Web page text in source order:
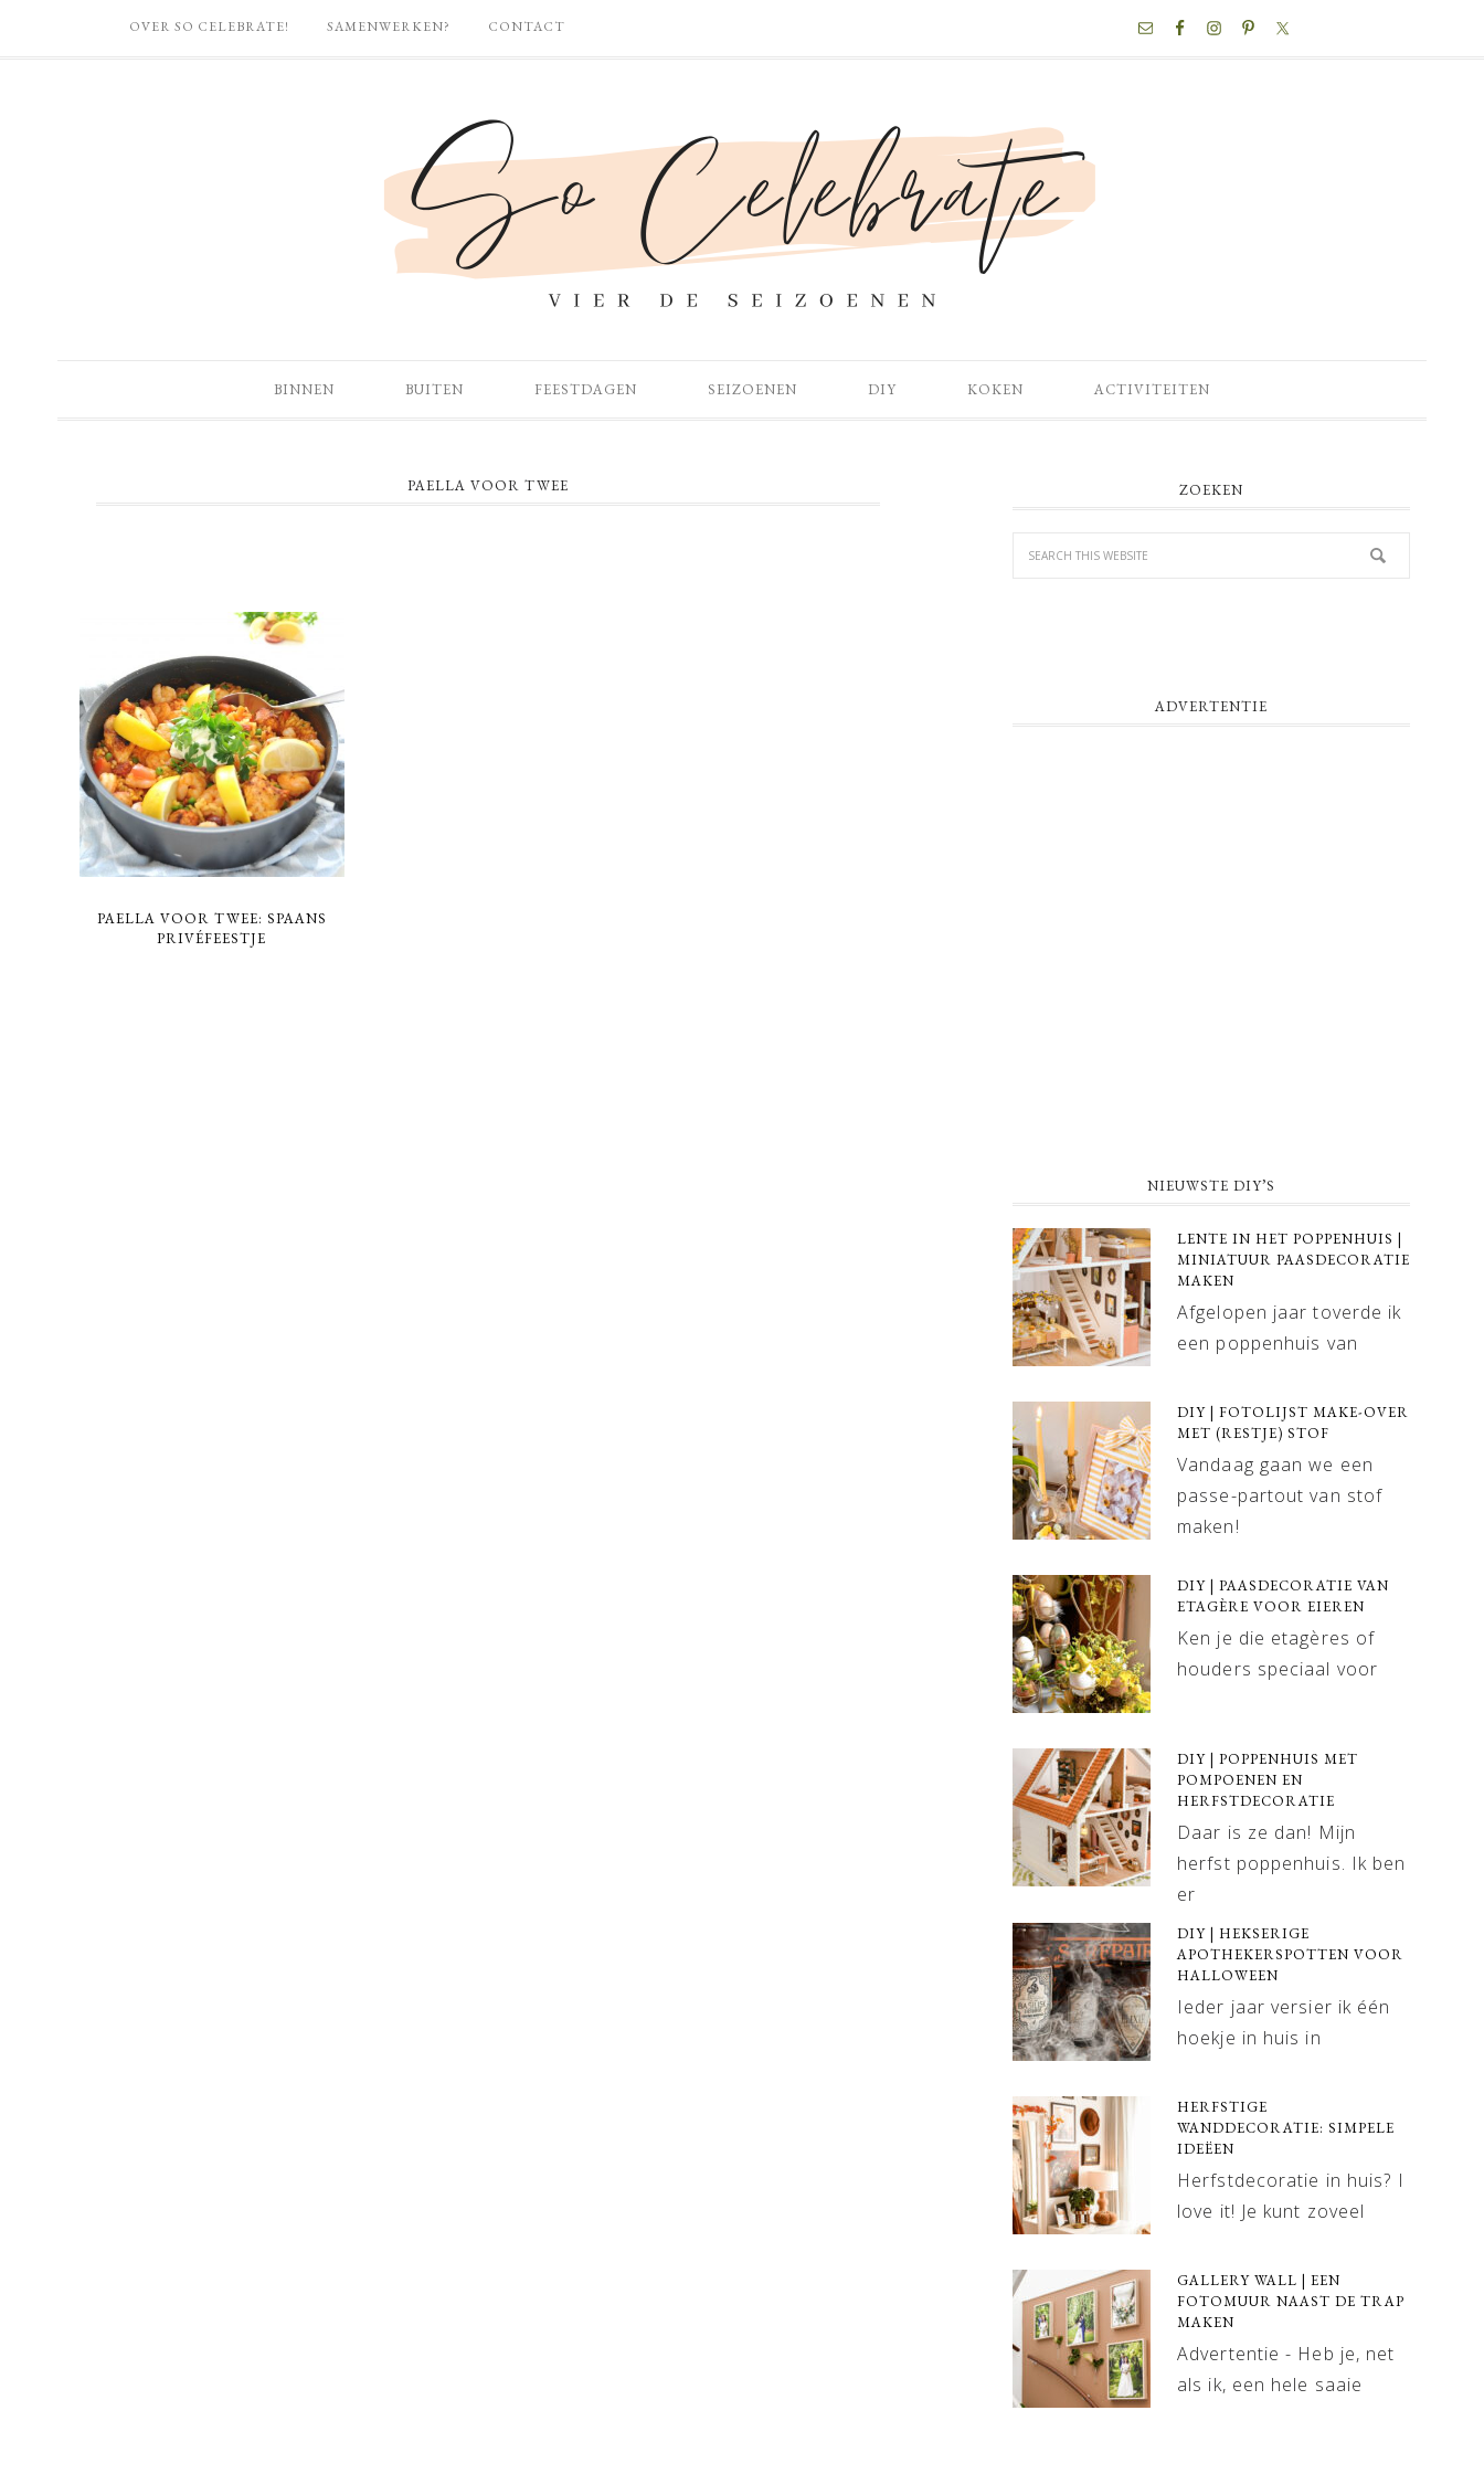
OVER SO CELEBRATE! SAMENWERKEN? CONTACT
BINNEN BUITEN FEESTDAGEN SEIZOENEN DIY KOKEN ACTIVITEITEN
PAELLA VOOR TWEE
PAELLA VOOR TWEE: SPAANS
PRIVÉFEESTJE
ZOEKEN
ADVERTENTIE
NIEUWSTE DIY’S
LENTE IN HET POPPENHUIS |
MINIATUUR PAASDECORATIE
MAKEN
Afgelopen jaar toverde ik
een poppenhuis van
DIY | FOTOLIJST MAKE-OVER
MET (RESTJE) STOF
Vandaag gaan we een
passe-partout van stof
maken!
DIY | PAASDECORATIE VAN
ETAGÈRE VOOR EIEREN
Ken je die etagères of
houders speciaal voor
DIY | POPPENHUIS MET
POMPOENEN EN
HERFSTDECORATIE
Daar is ze dan! Mijn
herfst poppenhuis. Ik ben
er
DIY | HEKSERIGE
APOTHEKERSPOTTEN VOOR
HALLOWEEN
Ieder jaar versier ik één
hoekje in huis in
HERFSTIGE
WANDDECORATIE: SIMPELE
IDEËEN
Herfstdecoratie in huis? I
love it! Je kunt zoveel
GALLERY WALL | EEN
FOTOMUUR NAAST DE TRAP
MAKEN
Advertentie - Heb je, net
als ik, een hele saaie